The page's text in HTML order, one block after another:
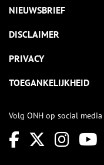
NIEUWSBRIEF
DISCLAIMER
PRIVACY
TOEGANKELIJKHEID
Volg ONH op social media